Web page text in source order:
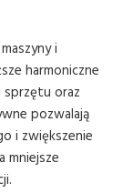
i
harmoniczne
sprzętu oraz
pozwalają
i zwiększenie
mniejsze